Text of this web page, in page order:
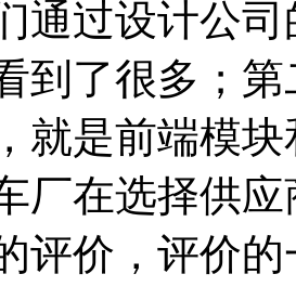
通过设计公
到了很多；
就是前端模
厂在选择供
评价，评价